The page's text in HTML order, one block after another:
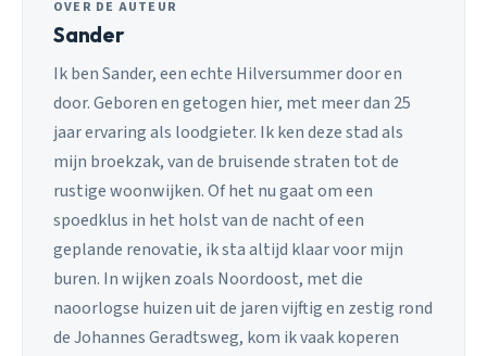
OVER DE AUTEUR
Sander
Ik ben Sander, een echte Hilversummer door en
door. Geboren en getogen hier, met meer dan 25
jaar ervaring als loodgieter. Ik ken deze stad als
mijn broekzak, van de bruisende straten tot de
rustige woonwijken. Of het nu gaat om een
spoedklus in het holst van de nacht of een
geplande renovatie, ik sta altijd klaar voor mijn
buren. In wijken zoals Noordoost, met die
naoorlogse huizen uit de jaren vijftig en zestig rond
de Johannes Geradtsweg, kom ik vaak koperen